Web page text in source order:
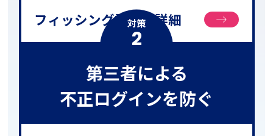
フィッシング詐欺の詳細
対策
2
第三者による
不正ログインを防ぐ